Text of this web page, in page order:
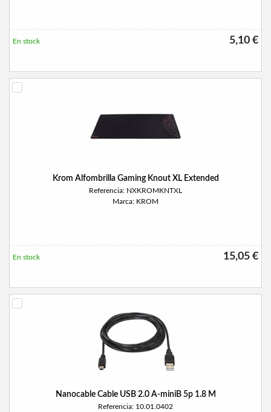
5,10 €
En stock
Krom Alfombrilla Gaming Knout XL Extended
Referencia: NXKROMKNTXL
Marca: KROM
15,05 €
En stock
Nanocable Cable USB 2.0 A-miniB 5p 1.8 M
Referencia: 10.01.0402